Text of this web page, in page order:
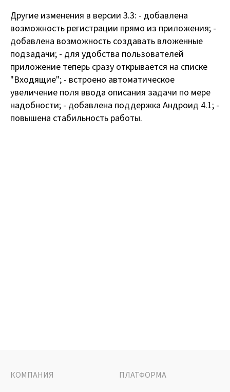
Другие изменения в версии 3.3: - добавлена
возможность регистрации прямо из приложения; -
добавлена возможность создавать вложенные
подзадачи; - для удобства пользователей
приложение теперь сразу открывается на списке
"Входящие"; - встроено автоматическое
увеличение поля ввода описания задачи по мере
надобности; - добавлена поддержка Андроид 4.1; -
повышена стабильность работы.
КОМПАНИЯ ПЛАТФОРМА